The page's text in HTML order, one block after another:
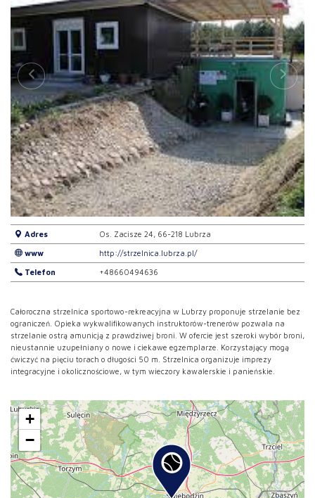
Adres Os. Zacisze 24, 66-218 Lubrza
www http://strzelnica.lubrza.pl/
Telefon +48660494636
Całoroczna strzelnica sportowo-rekreacyjna w Lubrzy proponuje strzelanie bez
ograniczeń. Opieka wykwalifikowanych instruktorów-trenerów pozwala na
strzelanie ostrą amunicją z prawdziwej broni. W ofercie jest szeroki wybór broni,
nieustannie uzupełniany o nowe i ciekawe egzemplarze. Korzystający mogą
ćwiczyć na pięciu torach o długości 50 m. Strzelnica organizuje imprezy
integracyjne i okolicznościowe, w tym wieczory kawalerskie i panieńskie.
+
−